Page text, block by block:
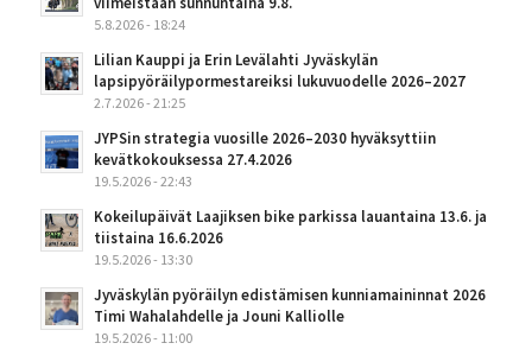
5.8.2026 - 18:24
Lilian Kauppi ja Erin Levälahti Jyväskylän
lapsipyöräilypormestareiksi lukuvuodelle 2026–2027
2.7.2026 - 21:25
JYPSin strategia vuosille 2026–2030 hyväksyttiin
kevätkokouksessa 27.4.2026
19.5.2026 - 22:43
Kokeilupäivät Laajiksen bike parkissa lauantaina 13.6. ja
tiistaina 16.6.2026
19.5.2026 - 13:30
Jyväskylän pyöräilyn edistämisen kunniamaininnat 2026
Timi Wahalahdelle ja Jouni Kalliolle
19.5.2026 - 11:00